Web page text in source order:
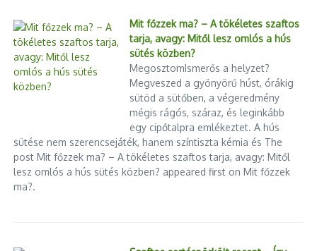
Miért tisztességtelen ez a hozzáállás?
Mert az állam:
lakhatási válságra hivatkozva avatkozott be
de nem védte meg a lakhatási célt a spekulációtól,
miközben az árnövekedés miattéppen azok jártak rosszul
akiket elvileg segíteni akart.
A tisztességtelenség nem az egyéni döntésekben van – a
befektetők racionálisan viselkedtek –, hanem
Mit főzzek ma? – A tökéletes szaftos
tarja, avagy: Mitől lesz omlós a hús
sütés közben?
MegosztomIsmerős a helyzet?
Megveszed a gyönyörű húst, órákig
sütöd a sütőben, a végeredmény
mégis rágós, száraz, és leginkább
egy cipőtalpra emlékeztet. A hús
sütése nem szerencsejáték, hanem színtiszta kémia és The
post Mit főzzek ma? – A tökéletes szaftos tarja, avagy: Mitől
lesz omlós a hús sütés közben? appeared first on Mit főzzek
ma?.